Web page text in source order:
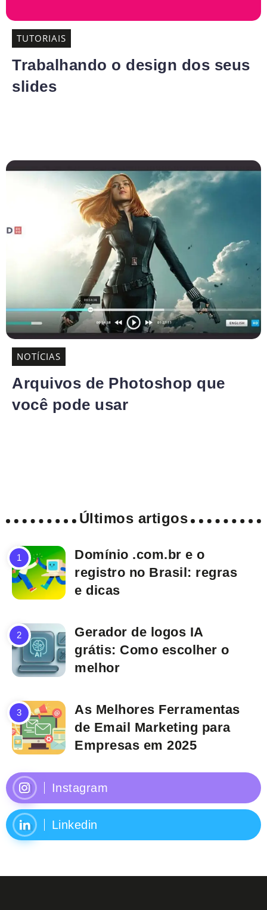
TUTORIAIS
Trabalhando o design dos seus
slides
NOTÍCIAS
Arquivos de Photoshop que
você pode usar
Últimos artigos
Domínio .com.br e o
registro no Brasil: regras
e dicas
Gerador de logos IA
grátis: Como escolher o
melhor
As Melhores Ferramentas
de Email Marketing para
Empresas em 2025
Instagram
Linkedin